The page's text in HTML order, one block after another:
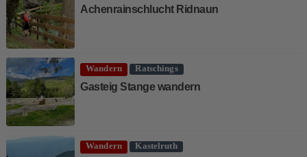
Achenrainschlucht Ridnaun
Wandern Ratschings
Gasteig Stange wandern
Wandern Kastelruth